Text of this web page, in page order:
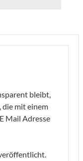
bleibt,
mit einem
Mail Adresse